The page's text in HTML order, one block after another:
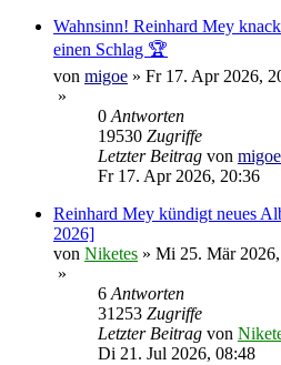
Wahnsinn! Reinhard Mey
einen Schlag 🏆
von migoe » Fr 17. Apr 2026,
»
0 Antworten
19530 Zugriffe
Letzter Beitrag von migoe
Fr 17. Apr 2026, 20:36
Reinhard Mey kündigt neues
2026]
von Niketes » Mi 25. Mär
»
6 Antworten
31253 Zugriffe
Letzter Beitrag von
Di 21. Jul 2026, 08:48